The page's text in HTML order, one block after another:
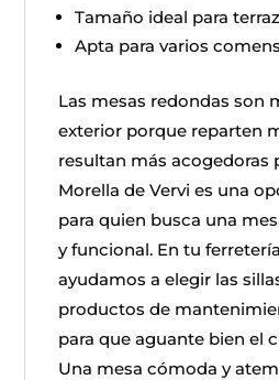
Tamaño ideal para
Apta para varios
Las mesas redondas son
exterior porque reparten
resultan más acogedoras
Morella de Vervi es una
para quien busca una
y funcional. En tu
ayudamos a elegir las
productos de
para que aguante bien el
Una mesa cómoda y